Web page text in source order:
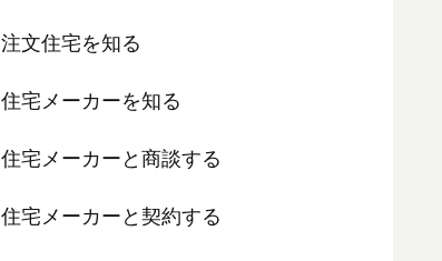
注文住宅を知る
住宅メーカーを知る
住宅メーカーと商談する
住宅メーカーと契約する